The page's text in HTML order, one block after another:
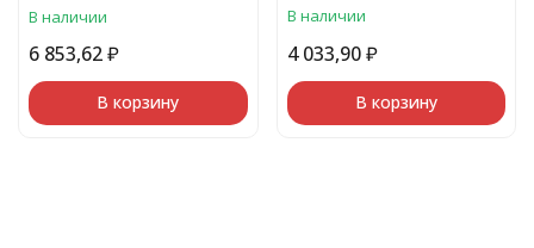
В наличии
6 853,62₽
В корзину
В наличии
4 033,90 ₽
В корзину